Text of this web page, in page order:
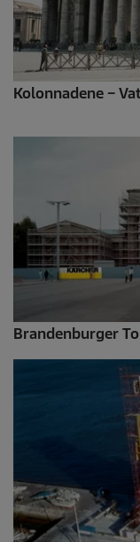
Kolonnadene –
Brandenburger